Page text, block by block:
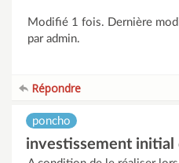
Modifié 1 fois. Dernière
par admin.
Répondre
poncho
investissement initial